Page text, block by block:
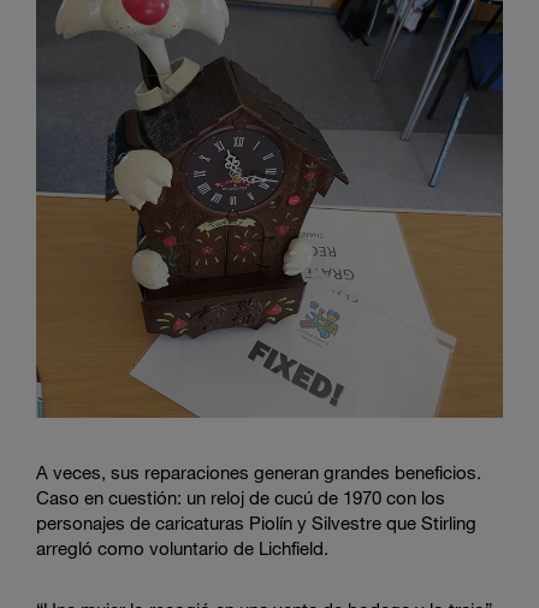
A veces, sus reparaciones generan grandes beneficios.
Caso en cuestión: un reloj de cucú de 1970 con los
personajes de caricaturas Piolín y Silvestre que Stirling
arregló como voluntario de Lichfield.